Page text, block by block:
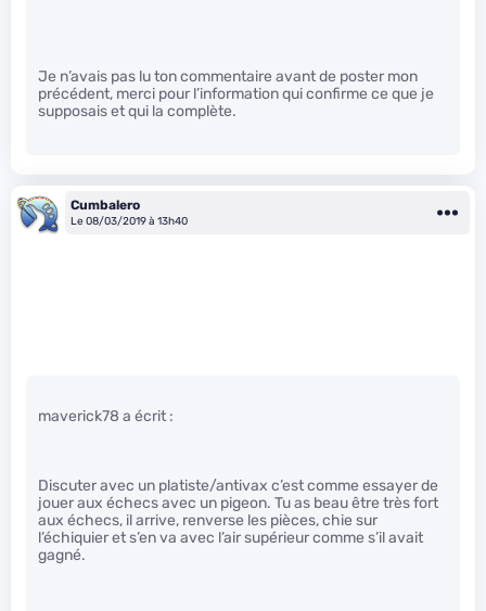
Je n’avais pas lu ton commentaire avant de poster mon
précédent, merci pour l’information qui confirme ce que je
supposais et qui la complète.
Cumbalero
Le 08/03/2019 à 13h40
maverick78 a écrit :
Discuter avec un platiste/antivax c’est comme essayer de
jouer aux échecs avec un pigeon. Tu as beau être très fort
aux échecs, il arrive, renverse les pièces, chie sur
l’échiquier et s’en va avec l’air supérieur comme s’il avait
gagné.